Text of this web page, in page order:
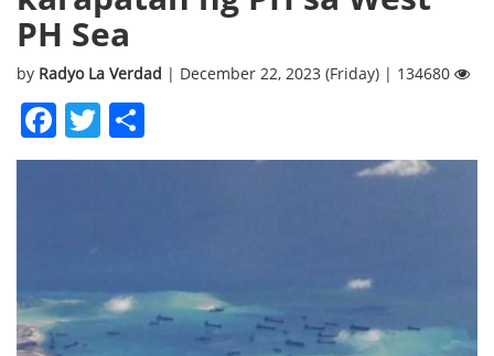
PH Sea
by Radyo La Verdad | December 22, 2023 (Friday) | 134680
Facebook
Twitter